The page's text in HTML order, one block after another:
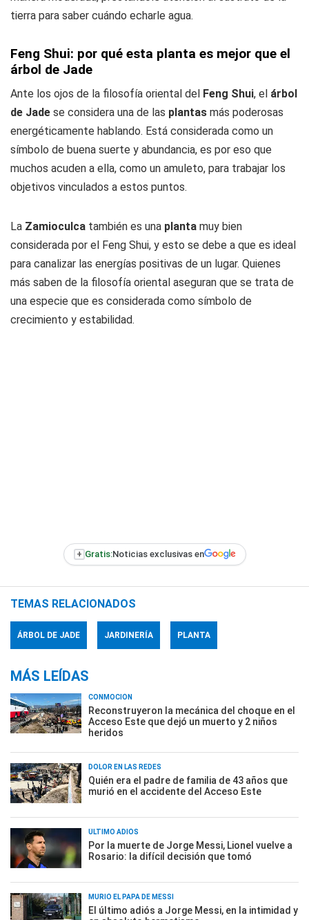
tierra para saber cuándo echarle agua.
Feng Shui: por qué esta planta es mejor que el
árbol de Jade
Ante los ojos de la filosofía oriental del Feng Shui, el árbol
de Jade se considera una de las plantas más poderosas
energéticamente hablando. Está considerada como un
símbolo de buena suerte y abundancia, es por eso que
muchos acuden a ella, como un amuleto, para trabajar los
objetivos vinculados a estos puntos.
La Zamioculca también es una planta muy bien
considerada por el Feng Shui, y esto se debe a que es ideal
para canalizar las energías positivas de un lugar. Quienes
más saben de la filosofía oriental aseguran que se trata de
una especie que es considerada como símbolo de
crecimiento y estabilidad.
+ Gratis:Noticias exclusivas en
TEMAS RELACIONADOS
ÁRBOL DE JADE JARDINERÍA PLANTA
MÁS LEÍDAS
CONMOCIÓN
Reconstruyeron la mecánica del choque en el
Acceso Este que dejó un muerto y 2 niños
heridos
DOLOR EN LAS REDES
Quién era el padre de familia de 43 años que
murió en el accidente del Acceso Este
ÚLTIMO ADIÓS
Por la muerte de Jorge Messi, Lionel vuelve a
Rosario: la difícil decisión que tomó
MURIÓ EL PAPÁ DE MESSI
El último adiós a Jorge Messi, en la intimidad y